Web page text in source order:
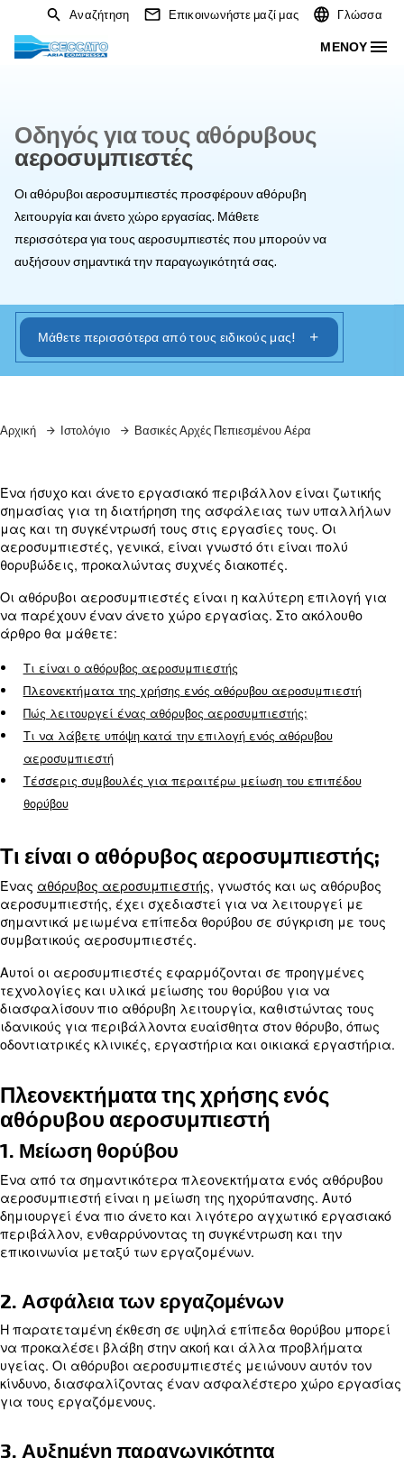
Αναζήτηση Επικοινωνήστε μαζί μας
Οδηγός για τους αθόρυβους
αεροσυμπιεστές
Οι αθόρυβοι αεροσυμπιεστές προσφέρουν αθόρυβη
λειτουργία και άνετο χώρο εργασίας. Μάθετε
αυξήσουν σημαντικά την παραγωγικότητά σας.
Μάθετε περισσότερα από τους ειδικούς μας!
Αρχική Ιστολόγιο Βασικές Αρχές Πεπιεσμένου Αέρα
Ένα ήσυχο και άνετο εργασιακό περιβάλλον
σημασίας για τη διατήρηση της ασφάλειας των
μας και τη συγκέντρωσή τους στις εργασίες τους.
αεροσυμπιεστές, γενικά, είναι γνωστό ότι είναι
θορυβώδεις, προκαλώντας συχνές διακοπές.
Οι αθόρυβοι αεροσυμπιεστές είναι η καλύτερη
να παρέχουν έναν άνετο χώρο εργασίας. Στο
άρθρο θα μάθετε:
Πλεονεκτήματα της χρήσης ενός αθόρυβου
Πώς λειτουργεί ένας αθόρυβος αεροσυμπιεστής;
Τι να λάβετε υπόψη κατά την επιλογή ενός
αεροσυμπιεστή
Τέσσερις συμβουλές για περαιτέρω μείωση του
θορύβου
Έναςαθόρυβος αεροσυμπιεστής, γνωστός και ως
αεροσυμπιεστής, έχει σχεδιαστεί για να
σημαντικά μειωμένα επίπεδα θορύβου σε
συμβατικούς αεροσυμπιεστές.
Αυτοί οι αεροσυμπιεστές εφαρμόζονται σε
τεχνολογίες και υλικά μείωσης του θορύβου για
διασφαλίσουν πιο αθόρυβη λειτουργία,
οδοντιατρικές κλινικές, εργαστήρια και οικιακά
Πλεονεκτήματα της χρήσης
αθόρυβου αεροσυμπιεστή
1. Μείωση θορύβου